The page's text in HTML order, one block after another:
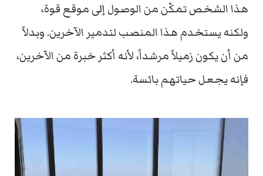
هذا الشخص تمكّن من الوصول إلى موقع قوة،
ولكنه يستخدم هذا المنصب لتدمير الآخرين. وبدلاً
من أن يكون زميلاً مرشداً، لأنه أكثر خبرة من الآخرين،
فإنه يجعل حياتهم بائسة.